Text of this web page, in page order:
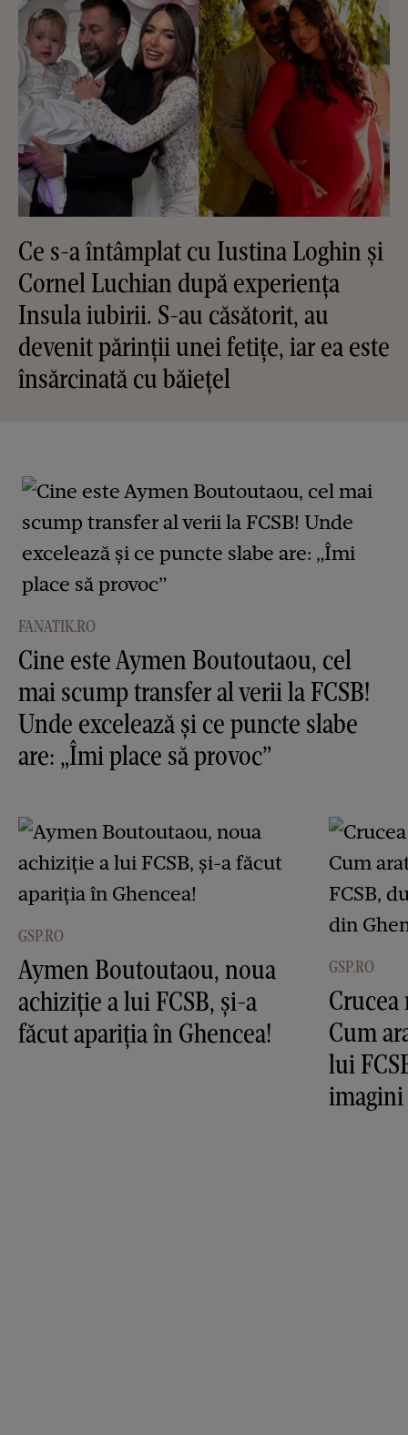
Ce s-a întâmplat cu Iustina Loghin și
Cornel Luchian după experiența
Insula iubirii. S-au căsătorit, au
devenit părinții unei fetițe, iar ea este
însărcinată cu băiețel
FANATIK.RO
Cine este Aymen Boutoutaou, cel
mai scump transfer al verii la FCSB!
Unde excelează și ce puncte slabe
are: „Îmi place să provoc”
GSP.RO
Aymen Boutoutaou, noua
achiziție a lui FCSB, și-a
făcut apariția în Ghencea!
GSP.RO
Crucea
Cum
lui
imagini